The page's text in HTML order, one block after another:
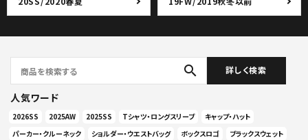
search 詳しく検索
人気ワード
2026SS 2025AW 2025SS Tシャツ・ロングスリーブ
キャップ・ハット
パーカー・クルーネック
ショルダー・ウエストバッグ ボックスロゴ ブラックスウェット